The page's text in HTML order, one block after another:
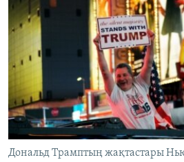
Search
ӘЛЕМ
АРНАЙЫ ЖОБАЛАР
Русский
ЖАЗЫЛЫҢЫЗ
Дональд Трамптың жақтастары